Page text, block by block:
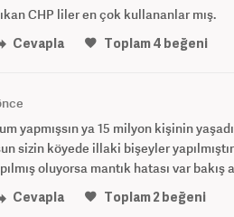
CHP liler en çok kullananlar mış.
Cevapla Toplam4 beğeni
yapmışsın ya 15 milyon kişinin
sizin köyede illaki bişeyler
oluyorsa mantık hatası var bakış
Cevapla Toplam2beğeni